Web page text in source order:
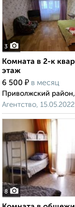
3
Комната в 2-к
этаж
6 500 ₽ в месяц
Приволжский
Агентство, 15.05.2022
8